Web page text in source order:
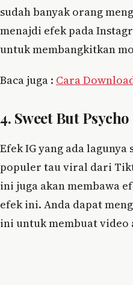
sudah banyak orang
menajdi efek pada
untuk membangkitkan
Baca juga : Cara
4. Sweet But Psycho
Efek IG yang ada
populer tau viral dari
ini juga akan membawa
efek ini. Anda dapat
ini untuk membuat